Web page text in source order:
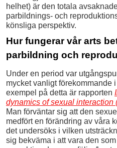
helhet) är den totala
parbildnings- och
könsliga perspektiv.
Hur fungerar vår arts
parbildning och
Under en period var
mycket vanligt förekommande
exempel på detta är rapporten
dynamics of sexual interaction
Man förväntar sig att den
medfört en förändring av våra
det undersöks i vilken
sig bekväma i att vara den